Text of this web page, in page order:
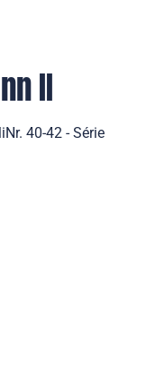
II
40-42 - Série